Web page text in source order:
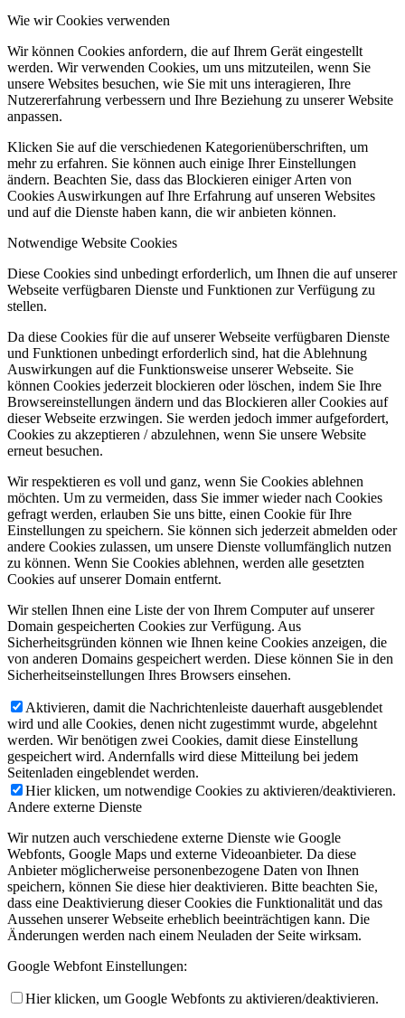
Wie wir Cookies verwenden
Wir können Cookies anfordern, die auf Ihrem Gerät eingestellt
werden. Wir verwenden Cookies, um uns mitzuteilen, wenn Sie
unsere Websites besuchen, wie Sie mit uns interagieren, Ihre
Nutzererfahrung verbessern und Ihre Beziehung zu unserer Website
anpassen.
Klicken Sie auf die verschiedenen Kategorienüberschriften, um
mehr zu erfahren. Sie können auch einige Ihrer Einstellungen
ändern. Beachten Sie, dass das Blockieren einiger Arten von
Cookies Auswirkungen auf Ihre Erfahrung auf unseren Websites
und auf die Dienste haben kann, die wir anbieten können.
Notwendige Website Cookies
Diese Cookies sind unbedingt erforderlich, um Ihnen die auf unserer
Webseite verfügbaren Dienste und Funktionen zur Verfügung zu
stellen.
Da diese Cookies für die auf unserer Webseite verfügbaren Dienste
und Funktionen unbedingt erforderlich sind, hat die Ablehnung
Auswirkungen auf die Funktionsweise unserer Webseite. Sie
können Cookies jederzeit blockieren oder löschen, indem Sie Ihre
Browsereinstellungen ändern und das Blockieren aller Cookies auf
dieser Webseite erzwingen. Sie werden jedoch immer aufgefordert,
Cookies zu akzeptieren / abzulehnen, wenn Sie unsere Website
erneut besuchen.
Wir respektieren es voll und ganz, wenn Sie Cookies ablehnen
möchten. Um zu vermeiden, dass Sie immer wieder nach Cookies
gefragt werden, erlauben Sie uns bitte, einen Cookie für Ihre
Einstellungen zu speichern. Sie können sich jederzeit abmelden oder
andere Cookies zulassen, um unsere Dienste vollumfänglich nutzen
zu können. Wenn Sie Cookies ablehnen, werden alle gesetzten
Cookies auf unserer Domain entfernt.
Wir stellen Ihnen eine Liste der von Ihrem Computer auf unserer
Domain gespeicherten Cookies zur Verfügung. Aus
Sicherheitsgründen können wie Ihnen keine Cookies anzeigen, die
von anderen Domains gespeichert werden. Diese können Sie in den
Sicherheitseinstellungen Ihres Browsers einsehen.
Aktivieren, damit die Nachrichtenleiste dauerhaft ausgeblendet
wird und alle Cookies, denen nicht zugestimmt wurde, abgelehnt
werden. Wir benötigen zwei Cookies, damit diese Einstellung
gespeichert wird. Andernfalls wird diese Mitteilung bei jedem
Seitenladen eingeblendet werden.
Hier klicken, um notwendige Cookies zu aktivieren/deaktivieren.
Andere externe Dienste
Wir nutzen auch verschiedene externe Dienste wie Google
Webfonts, Google Maps und externe Videoanbieter. Da diese
Anbieter möglicherweise personenbezogene Daten von Ihnen
speichern, können Sie diese hier deaktivieren. Bitte beachten Sie,
dass eine Deaktivierung dieser Cookies die Funktionalität und das
Aussehen unserer Webseite erheblich beeinträchtigen kann. Die
Änderungen werden nach einem Neuladen der Seite wirksam.
Google Webfont Einstellungen:
Hier klicken, um Google Webfonts zu aktivieren/deaktivieren.